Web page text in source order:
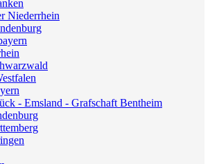
Niederrhein
- Emsland - Grafschaft Bentheim